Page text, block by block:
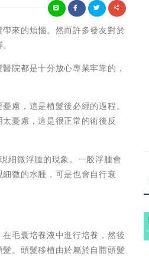
來的煩惱。然而許多發友對於
院都是十分放心專業牢靠的，
慮，這是植髮後必經的過程。
憂慮，這是很正常的術後反
細微浮腫的現象。一般浮腫會
微的水腫，可是也會自行衰
毛囊培養液中進行培養，然後
。頭髮移植由於屬於自體頭髮